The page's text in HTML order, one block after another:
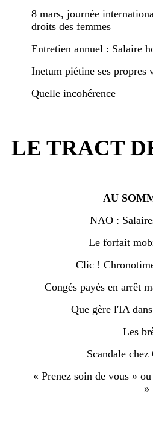
8 mars, journée
droits des femmes
Entretien annuel : Salaire
Inetum piétine ses propres
Quelle incohérence
LE TRACT
AU
NAO :
Le forfait
Clic !
Congés payés en arrêt
Que gère l'IA
Les
Scandale
« Prenez soin de vous »
»